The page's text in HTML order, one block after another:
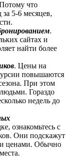
что
5-6 месяцев,
.
сайтах и
найти более
. Цены на
повышаются
При этом
Гораздо
недель до
ознакомьтесь с
Они подскажут
ценами. Обычно